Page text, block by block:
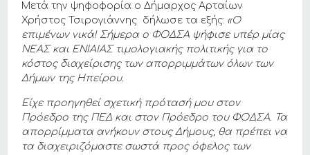
Μετά την ψηφοφορία ο Δήμαρχος Αρταίων
Χρήστος Τσιρογιάννης δήλωσε τα εξής: «Ο
επιμένων νικά! Σήμερα ο ΦΟΔΣΑ ψήφισε υπέρ μίας
ΝΕΑΣ και ΕΝΙΑΙΑΣ τιμολογιακής πολιτικής για το
κόστος διαχείρισης των απορριμμάτων όλων των
Δήμων της Ηπείρου.
Είχε προηγηθεί σχετική πρότασή μου στον
Πρόεδρο της ΠΕΔ και στον Πρόεδρο του ΦΟΔΣΑ. Τα
απορρίμματα ανήκουν στους Δήμους, θα πρέπει να
τα διαχειριζόμαστε σωστά προς όφελος των